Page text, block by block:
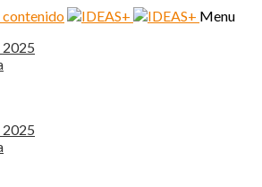
contenido
Menu
2025
2025